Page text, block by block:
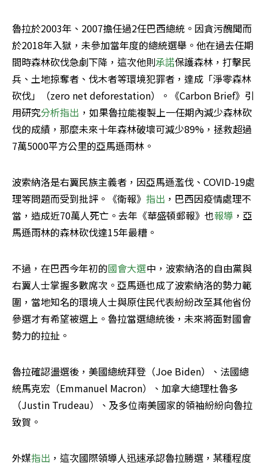
魯拉於2003年、2007擔任過2任巴西總統。因貪污醜聞而
於2018年入獄，未參加當年度的總統選舉。他在過去任期
間時森林砍伐急劇下降，這次他則承諾保護森林，打擊民
兵、土地掠奪者、伐木者等環境犯罪者，達成「淨零森林
砍伐」（zero net deforestation）。《Carbon Brief》引
用研究分析指出 ，如果魯拉能複製上一任期內減少森林砍
伐的成績，那麼未來十年森林破壞可減少89%，拯救超過
7萬5000平方公里的亞馬遜雨林。
波索納洛是右翼民族主義者，因亞馬遜濫伐、COVID-19處
理等問題而受到批評。《衛報》 指出 ，巴西因疫情處理不
當，造成近70萬人死亡。去年《華盛頓郵報》也報導 ，亞
馬遜雨林的森林砍伐達15年最糟。
不過，在巴西今年初的國會大選中，波索納洛的自由黨與
右翼人士掌握多數席次。亞馬遜也成了波索納洛的勢力範
圍，當地知名的環境人士與原住民代表紛紛改至其他省份
參選才有希望被選上。魯拉當選總統後，未來將面對國會
勢力的拉扯。
魯拉確認盪選後，美國總統拜登（Joe Biden）、法國總
統馬克宏（Emmanuel Macron）、加拿大總理杜魯多
（Justin Trudeau）、及多位南美國家的領袖紛紛向魯拉
致賀。
外媒指出 ，這次國際領導人迅速承認魯拉勝選，某種程度